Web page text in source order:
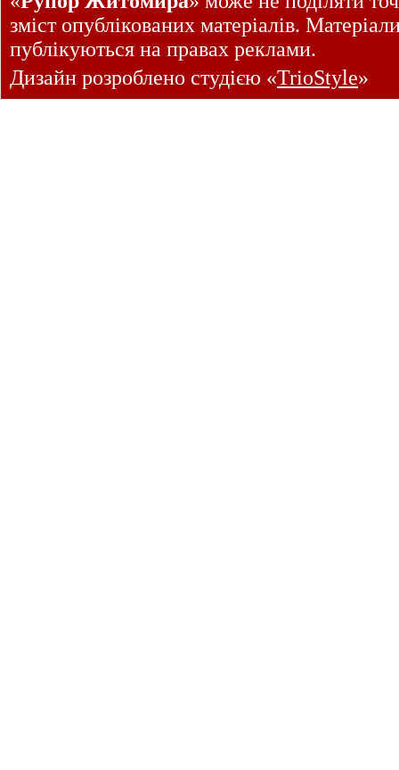
зміст опублікованих матеріалів.
публікуються на правах реклами.
Дизайн розроблено студією «TrioStyle»